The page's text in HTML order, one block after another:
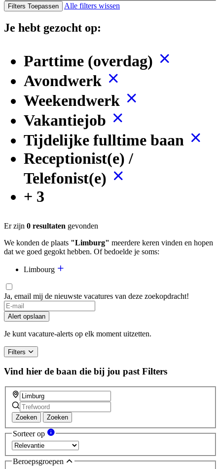
Filters Toepassen Alle filters wissen
Je hebt gezocht op:
Parttime (overdag)
Avondwerk
Weekendwerk
Vakantiejob
Tijdelijke fulltime baan
Receptionist(e) /
Telefonist(e)
+ 3
Er zijn 0 resultaten gevonden
We konden de plaats "Limburg" meerdere keren vinden en hopen
dat we goed gegokt hebben. Of bedoelde je soms:
Limbourg
Ja, email mij de nieuwste vacatures van deze zoekopdracht!
If
you
are
a
ignore
this
field
Alert opslaan
Je kunt vacature-alerts op elk moment uitzetten.
Filters
Vind hier de baan die bij jou past Filters
Zoeken Zoeken
Sorteer op
Beroepsgroepen